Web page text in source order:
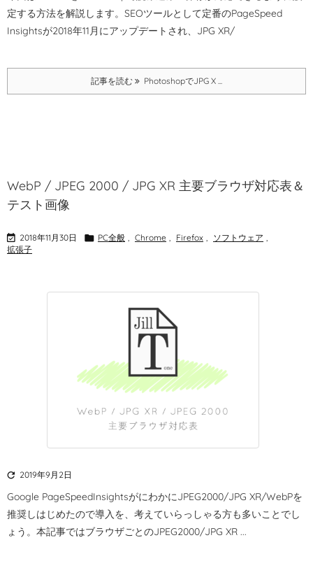
定する方法を解説します。 SEOツールとして定番のPageSpeed
Insightsが2018年11月にアップデートされ、JPG XR/
記事を読む PhotoshopでJPG X ...
WebP / JPEG 2000 / JPG XR 主要ブラウザ対応表＆
テスト画像
 2018年11月30日  PC全般 , Chrome , Firefox , ソフトウェア ,
拡張子
 2019年9月2日
Google PageSpeedInsightsがにわかにJPEG2000/JPG XR/WebPを
推奨しはじめたので導入を、考えていらっしゃる方も多いことでし
ょう。 本記事ではブラウザごとのJPEG2000/JPG XR ...